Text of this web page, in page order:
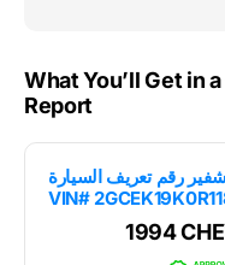
What You’ll Get in
Report
VIN#
1994